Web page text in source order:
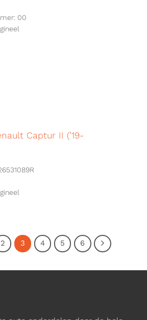
00
Captur II (’19-
2 3 4 5 6